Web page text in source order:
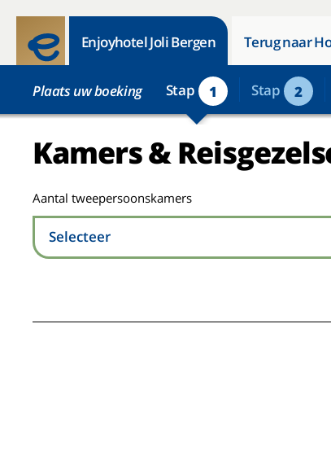
Enjoyhotel Joli Bergen Terug naar
Plaats uw boeking Stap 1 Stap 2
Kamers &
Aantal tweepersoonskamers
Selecteer